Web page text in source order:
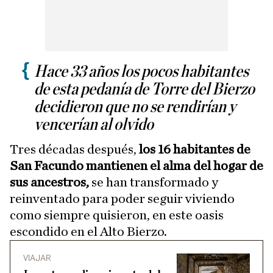
Hace 33 años los pocos habitantes
de esta pedanía de Torre del Bierzo
decidieron que no se rendirían y
vencerían al olvido
Tres décadas después, los 16 habitantes de
San Facundo mantienen el alma del hogar de
sus ancestros, se han transformado y
reinventado para poder seguir viviendo
como siempre quisieron, en este oasis
escondido en el Alto Bierzo.
VIAJAR